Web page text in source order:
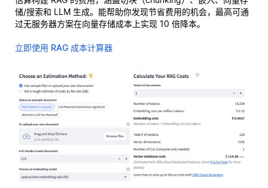
储/搜索和 LLM 生成。能帮助你发现节省费用的机会，最高可通
过无服务器方案在向量存储成本上实现 10 倍降本。
立即使用 RAG 成本计算器